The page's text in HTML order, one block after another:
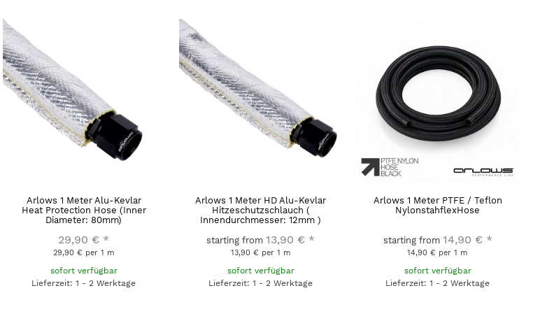
Arlows 1 Meter Alu-Kevlar
Heat Protection Hose (Inner
Diameter: 80mm)
29,90 € *
29,90 € per 1 m
sofort verfügbar
Lieferzeit: 1 - 2 Werktage
Arlows 1 Meter HD Alu-Kevlar
Hitzeschutzschlauch (
Innendurchmesser: 12mm )
starting from13,90 € *
13,90 € per 1 m
sofort verfügbar
Lieferzeit: 1 - 2 Werktage
Arlows 1 Meter PTFE / Teflon
NylonstahflexHose
starting from 14,90 € *
14,90 € per 1 m
sofort verfügbar
Lieferzeit: 1 - 2 Werktage